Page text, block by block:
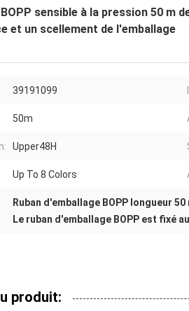
sensible à la pression 50 m
et un scellement de l'emballage
39191099
50m
Upper48H
Up To 8 Colors
Ruban d'emballage BOPP longueur 50
Le ruban d'emballage BOPP est fixé
produit: